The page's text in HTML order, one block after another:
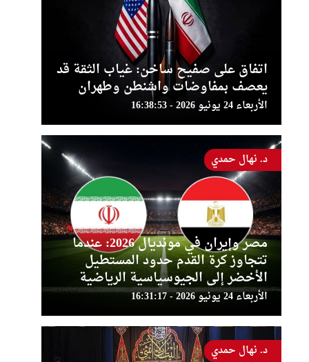
اتفاق على صفيح ساخن: غياب الثقة قد
يعصف بمفاوضات واشنطن وطهران
الأربعاء 24 يونيو 2026 - 16:38:53
مصر وإيران في مونديال 2026: عندما
تتجاوز كرة القدم حدود المستطيل
الأخضر إلى الجيوسياسية الرياضية
الأربعاء 24 يونيو 2026 - 16:31:17
د. نهال حمدي
د. نهال حمدي